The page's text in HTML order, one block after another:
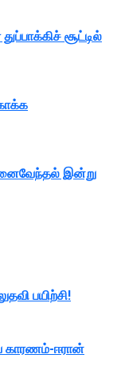
சூட்டில்
இன்று
பயிற்சி!
காரணம்-ஈரான்